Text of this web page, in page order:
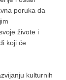
poruka da
živote i
koji će
kulturnih